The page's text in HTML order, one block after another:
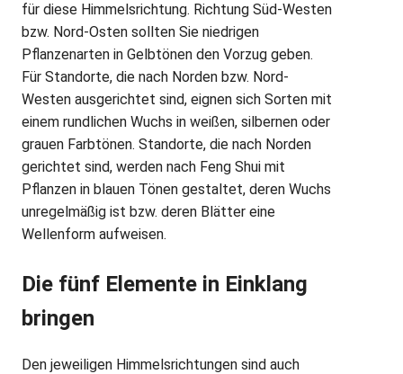
für diese Himmelsrichtung. Richtung Süd-Westen
bzw. Nord-Osten sollten Sie niedrigen
Pflanzenarten in Gelbtönen den Vorzug geben.
Für Standorte, die nach Norden bzw. Nord-
Westen ausgerichtet sind, eignen sich Sorten mit
einem rundlichen Wuchs in weißen, silbernen oder
grauen Farbtönen. Standorte, die nach Norden
gerichtet sind, werden nach Feng Shui mit
Pflanzen in blauen Tönen gestaltet, deren Wuchs
unregelmäßig ist bzw. deren Blätter eine
Wellenform aufweisen.
Die fünf Elemente in Einklang
bringen
Den jeweiligen Himmelsrichtungen sind auch